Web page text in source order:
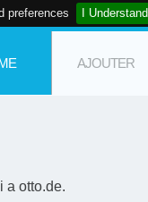
preferences I Understand
AJOUTER
a otto.de.